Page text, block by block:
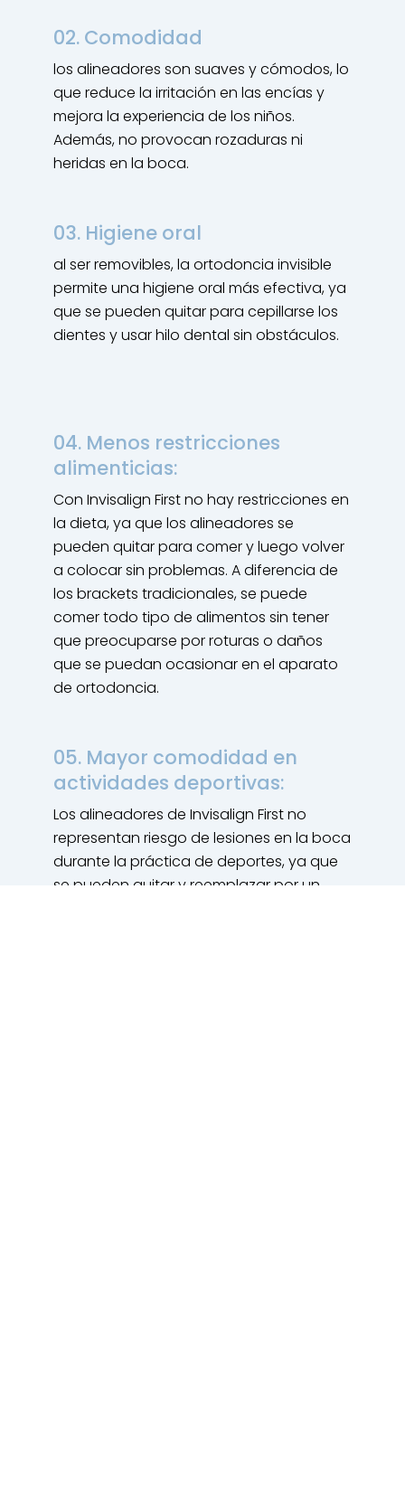
02. Comodidad
los alineadores son suaves y cómodos, lo
que reduce la irritación en las encías y
mejora la experiencia de los niños.
Además, no provocan rozaduras ni
heridas en la boca.
03. Higiene oral
al ser removibles, la ortodoncia invisible
permite una higiene oral más efectiva, ya
que se pueden quitar para cepillarse los
dientes y usar hilo dental sin obstáculos.
04. Menos restricciones
alimenticias:
Con Invisalign First no hay restricciones en
la dieta, ya que los alineadores se
pueden quitar para comer y luego volver
a colocar sin problemas. A diferencia de
los brackets tradicionales, se puede
comer todo tipo de alimentos sin tener
que preocuparse por roturas o daños
que se puedan ocasionar en el aparato
de ortodoncia.
05. Mayor comodidad en
actividades deportivas:
Los alineadores de Invisalign First no
representan riesgo de lesiones en la boca
durante la práctica de deportes, ya que
se pueden quitar y reemplazar por un